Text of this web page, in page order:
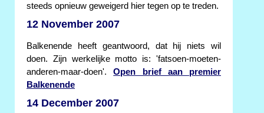
steeds opnieuw geweigerd hier tegen op te treden.
12 November 2007
Balkenende heeft geantwoord, dat hij niets wil
doen. Zijn werkelijke motto is: 'fatsoen-moeten-
anderen-maar-doen'.Open brief aan premier
Balkenende
14 December 2007